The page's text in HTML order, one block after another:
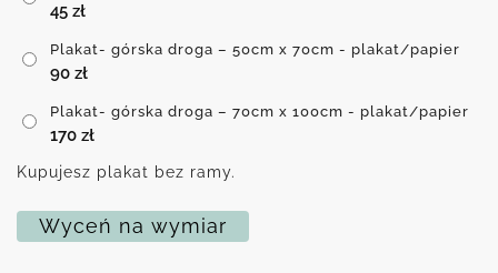
45 zł
Plakat- górska droga – 50cm x 70cm - plakat/papier
90 zł
Plakat- górska droga – 70cm x 100cm - plakat/papier
170 zł
Kupujesz plakat bez ramy.
Wyceń na wymiar